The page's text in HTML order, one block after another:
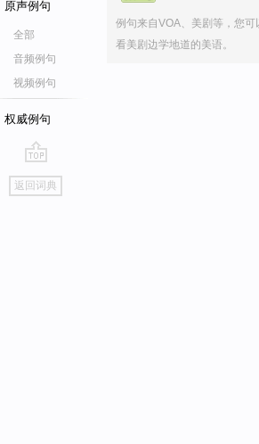
原声例句
全部
音频例句
视频例句
权威例句
go
top
返回词典
例句来自VOA、美剧等，您可
看美剧边学地道的美语。